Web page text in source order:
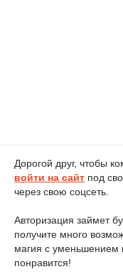
Дорогой друг, чтобы
войти на сайт под
через свою соцсеть.
Авторизация займет
получите много
магия с уменьшением
понравится!